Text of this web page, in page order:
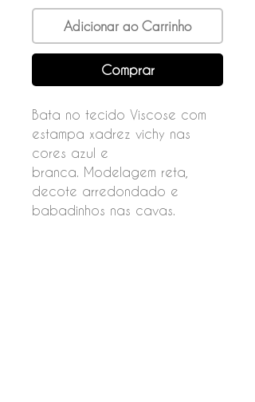
Adicionar ao Carrinho
Comprar
Bata no tecido Viscose com
estampa xadrez vichy nas
cores azul e
branca. Modelagem reta,
decote arredondado e
babadinhos nas cavas.